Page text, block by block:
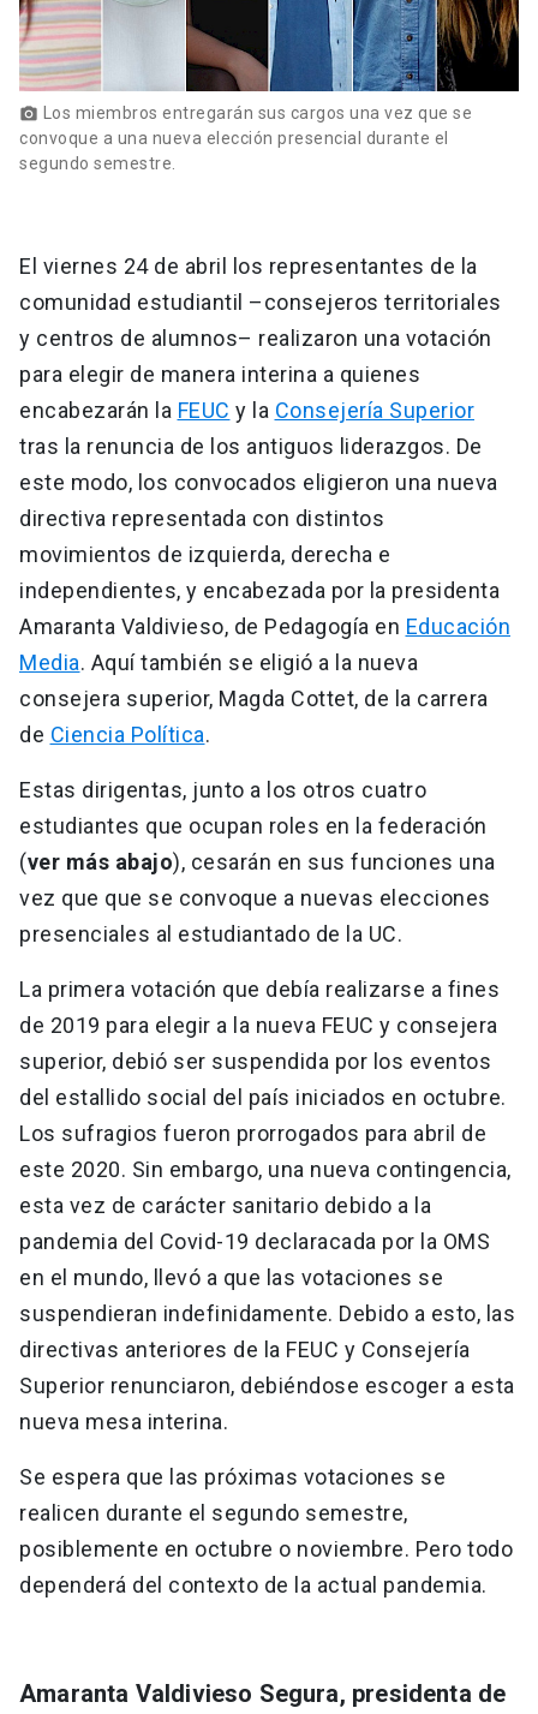
photo_camera Los miembros entregarán sus cargos una vez que se
convoque a una nueva elección presencial durante el
segundo semestre.
El viernes 24 de abril los representantes de la
comunidad estudiantil –consejeros territoriales
y centros de alumnos– realizaron una votación
para elegir de manera interina a quienes
encabezarán la FEUC y la Consejería Superior
tras la renuncia de los antiguos liderazgos. De
este modo, los convocados eligieron una nueva
directiva representada con distintos
movimientos de izquierda, derecha e
independientes, y encabezada por la presidenta
Amaranta Valdivieso, de Pedagogía en Educación
Media. Aquí también se eligió a la nueva
consejera superior, Magda Cottet, de la carrera
de Ciencia Política.
Estas dirigentas, junto a los otros cuatro
estudiantes que ocupan roles en la federación
(ver más abajo), cesarán en sus funciones una
vez que que se convoque a nuevas elecciones
presenciales al estudiantado de la UC.
La primera votación que debía realizarse a fines
de 2019 para elegir a la nueva FEUC y consejera
superior, debió ser suspendida por los eventos
del estallido social del país iniciados en octubre.
Los sufragios fueron prorrogados para abril de
este 2020. Sin embargo, una nueva contingencia,
esta vez de carácter sanitario debido a la
pandemia del Covid-19 declaracada por la OMS
en el mundo, llevó a que las votaciones se
suspendieran indefinidamente. Debido a esto, las
directivas anteriores de la FEUC y Consejería
Superior renunciaron, debiéndose escoger a esta
nueva mesa interina.
Se espera que las próximas votaciones se
realicen durante el segundo semestre,
posiblemente en octubre o noviembre. Pero todo
dependerá del contexto de la actual pandemia.
Amaranta Valdivieso Segura, presidenta de